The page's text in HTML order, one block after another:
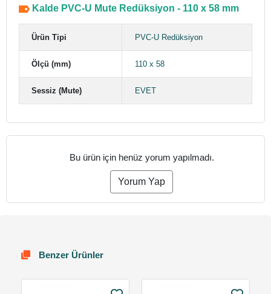
Kalde PVC-U Mute Redüksiyon - 110 x 58 mm
Ürün Tipi PVC-U Redüksiyon
Ölçü (mm) 110 x 58
Sessiz (Mute) EVET
Bu ürün için henüz yorum yapılmadı.
Yorum Yap
Benzer Ürünler